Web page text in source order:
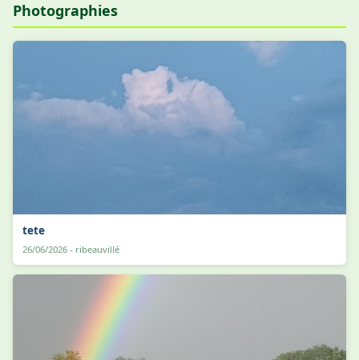
Photographies
tete
26/06/2026 - ribeauvillé